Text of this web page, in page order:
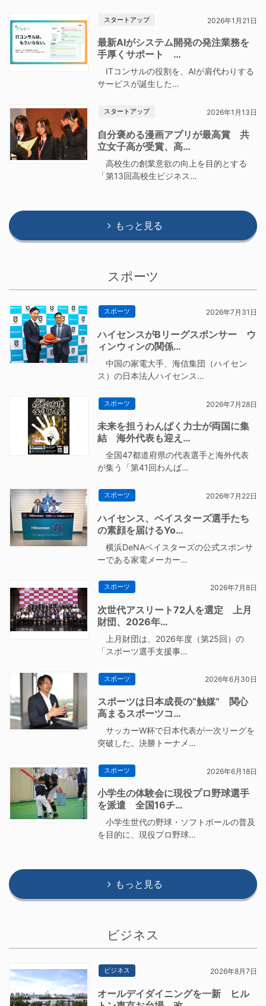
スタートアップ 2026年1月21日
最新AIがシステム開発の発注業務を
手厚くサポート …
ITコンサルの役割を、AIが肩代わりする
サービスが誕生した…
スタートアップ 2026年1月13日
自分褒める漫画アプリが最高賞 共
立女子高が受賞、高…
高校生の創業意欲の向上を目的とする
「第13回高校生ビジネス…
もっと見る
スポーツ
スポーツ 2026年7月31日
ハイセンスがBリーグスポンサー ウ
ィンウィンの関係…
中国の家電大手、海信集団（ハイセン
ス）の日本法人ハイセンス…
スポーツ 2026年7月28日
未来を担うわんぱく力士が両国に集
結 海外代表も迎え…
全国47都道府県の代表選手と海外代表
が集う「第41回わんぱ…
スポーツ 2026年7月22日
ハイセンス、ベイスターズ選手たち
の素顔を届けるYo…
横浜DeNAベイスターズの公式スポンサ
ーである家電メーカー…
スポーツ 2026年7月8日
次世代アスリート72人を選定 上月
財団、2026年…
上月財団は、2026年度（第25回）の
「スポーツ選手支援事…
スポーツ 2026年6月30日
スポーツは日本成長の“触媒” 関心
高まるスポーツコ…
サッカーW杯で日本代表が一次リーグを
突破した。決勝トーナメ…
スポーツ 2026年6月18日
小学生の体験会に現役プロ野球選手
を派遣 全国16チ…
小学生世代の野球・ソフトボールの普及
を目的に、現役プロ野球…
もっと見る
ビジネス
ビジネス 2026年8月7日
オールデイダイニングを一新 ヒル